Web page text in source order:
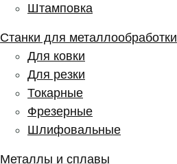
Штамповка
Станки для металлообработки
Для ковки
Для резки
Токарные
Фрезерные
Шлифовальные
Металлы и сплавы